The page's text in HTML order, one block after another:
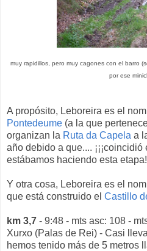
muy rapidillos, pero muy cagones con el barro
por ese
A propósito, Leboreira es el
Pontedeume (a la que
organizan la Ruta da Capela a
año debido a que....
estábamos haciendo esta
Y otra cosa, Leboreira es el
que está construido el Castillo
km 3,7 - 9:48 - mts asc: 108 -
Xurxo (Palas de Rei) - Casi
hemos tenido más de 5 metros